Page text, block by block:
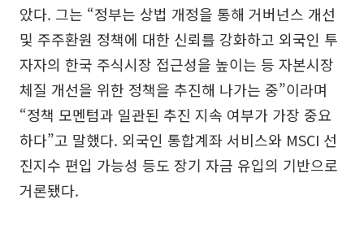
았다. 그는 “정부는 상법 개정을 통해 거버넌스 개선
및 주주환원 정책에 대한 신뢰를 강화하고 외국인 투
자자의 한국 주식시장 접근성을 높이는 등 자본시장
체질 개선을 위한 정책을 추진해 나가는 중”이라며
“정책 모멘텀과 일관된 추진 지속 여부가 가장 중요
하다”고 말했다. 외국인 통합계좌 서비스와 MSCI 선
진지수 편입 가능성 등도 장기 자금 유입의 기반으로
거론됐다.